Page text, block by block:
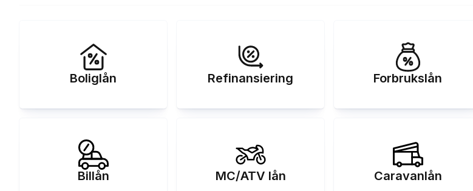
Boliglån Refinansiering Forbrukslån
Billån MC/ATV lån Caravanlån